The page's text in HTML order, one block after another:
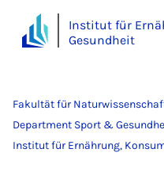
Institut für
Gesundheit
Fakultät für
Department Sport &
Institut für Ernährung,